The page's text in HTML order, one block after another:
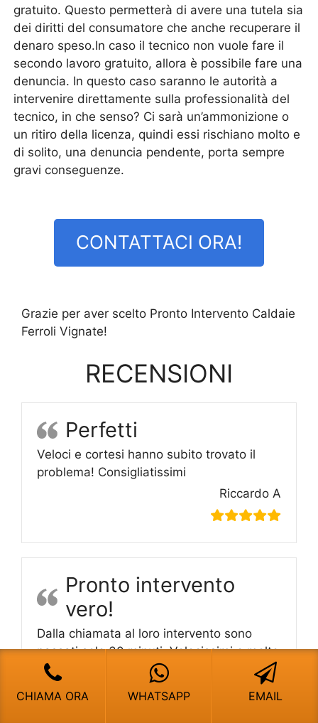
gratuito. Questo permetterà di avere una tutela sia
dei diritti del consumatore che anche recuperare il
denaro speso.In caso il tecnico non vuole fare il
secondo lavoro gratuito, allora è possibile fare una
denuncia. In questo caso saranno le autorità a
intervenire direttamente sulla professionalità del
tecnico, in che senso? Ci sarà un’ammonizione o
un ritiro della licenza, quindi essi rischiano molto e
di solito, una denuncia pendente, porta sempre
gravi conseguenze.
CONTATTACI ORA!
Grazie per aver scelto Pronto Intervento Caldaie
Ferroli Vignate!
RECENSIONI
Perfetti
Veloci e cortesi hanno subito trovato il
problema! Consigliatissimi
Riccardo A
Pronto intervento
vero!
Dalla chiamata al loro intervento sono
passati solo 30 minuti. Velocissimi e molto
professionali! Li consiglio!
Barbara T
CHIAMA ORA WHATSAPP EMAIL